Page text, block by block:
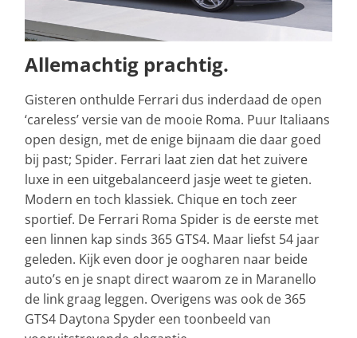
Allemachtig prachtig.
Gisteren onthulde Ferrari dus inderdaad de open
‘careless’ versie van de mooie Roma. Puur Italiaans
open design, met de enige bijnaam die daar goed
bij past; Spider. Ferrari laat zien dat het zuivere
luxe in een uitgebalanceerd jasje weet te gieten.
Modern en toch klassiek. Chique en toch zeer
sportief. De Ferrari Roma Spider is de eerste met
een linnen kap sinds 365 GTS4. Maar liefst 54 jaar
geleden. Kijk even door je oogharen naar beide
auto’s en je snapt direct waarom ze in Maranello
de link graag leggen. Overigens was ook de 365
GTS4 Daytona Spyder een toonbeeld van